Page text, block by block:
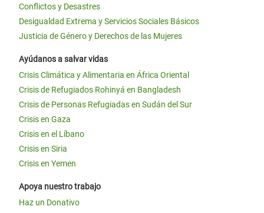
Conflictos y Desastres
Desigualdad Extrema y Servicios Sociales Básicos
Justicia de Género y Derechos de las Mujeres
Ayúdanos a salvar vidas
Crisis Climática y Alimentaria en África Oriental
Crisis de Refugiados Rohinyá en Bangladesh
Crisis de Personas Refugiadas en Sudán del Sur
Crisis en Gaza
Crisis en el Líbano
Crisis en Siria
Crisis en Yemen
Apoya nuestro trabajo
Haz un Donativo